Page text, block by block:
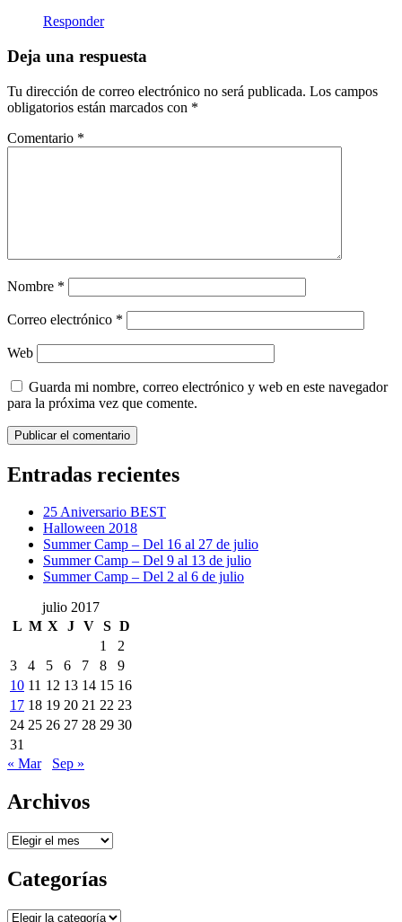
Responder
Deja una respuesta
Tu dirección de correo electrónico no será publicada. Los campos
obligatorios están marcados con *
Comentario *
Nombre *
Correo electrónico *
Web
Guarda mi nombre, correo electrónico y web en este navegador
para la próxima vez que comente.
Entradas recientes
25 Aniversario BEST
Halloween 2018
Summer Camp – Del 16 al 27 de julio
Summer Camp – Del 9 al 13 de julio
Summer Camp – Del 2 al 6 de julio
julio 2017
L M X J V S D
1
2
3
4 5 6 7 8
9
10 11 12 13 14 15 16
17 18 19 20 21 22 23
24 25 26 27 28 29 30
31
« Mar
Sep »
Archivos
Archivos
Categorías
Categorías